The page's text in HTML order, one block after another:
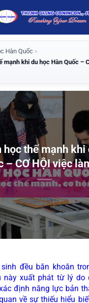
Hàn Quốc »
mạnh khi du học Hàn Quốc –
học thế mạnh khi
– CƠ HỘI việc
đều băn khoăn
này xuất phát từ lý do
định năng lực bản
về sự thiếu hiểu